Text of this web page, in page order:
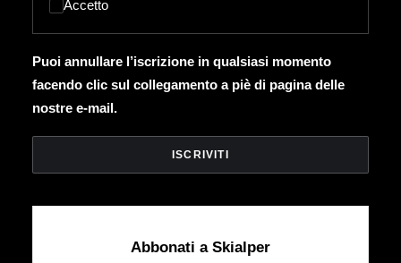
Accetto
Puoi annullare l’iscrizione in qualsiasi momento
facendo clic sul collegamento a piè di pagina delle
nostre e-mail.
Abbonati a Skialper